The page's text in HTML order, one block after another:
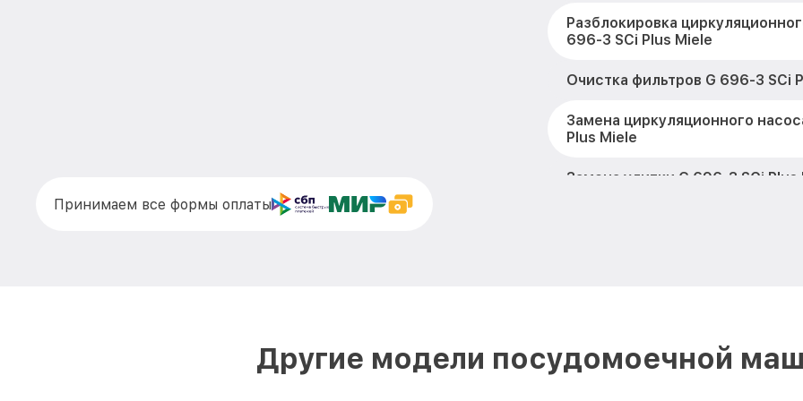
Разблокировка
696-3 SCi Plus Miele
Очистка фильтров G 696-3 SCi
Замена циркуляционного
Plus Miele
Замена улитки G 696-3 SCi Plus
Чистка заливного фильтра-
SCi Plus Miele
Принимаем все формы оплаты
Другие модели посудомоечной